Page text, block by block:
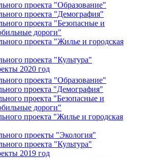
проекта "Образование"
проекта "Демография"
проекта "Безопасные и
дороги"
проекта "Жилье и городская
проекта "Культура"
2020 год
проекта "Образование"
проекта "Демография"
проекта "Безопасные и
дороги"
проекта "Жилье и городская
проекты "Экология"
проекта "Культура"
2019 год